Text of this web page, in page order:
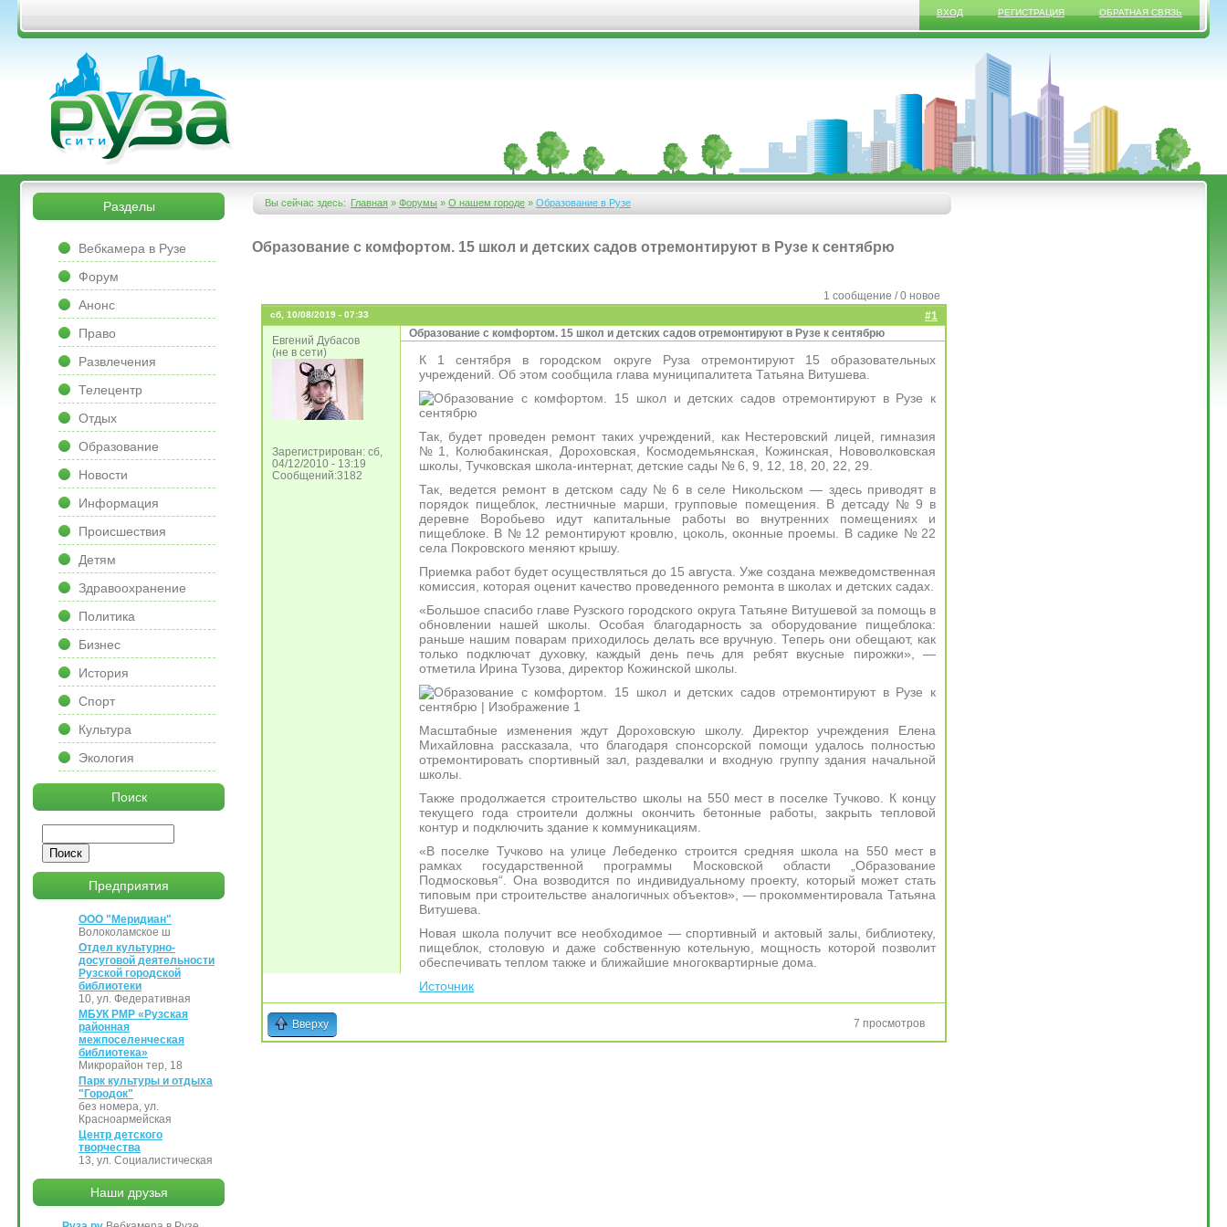
Перейти к основному содержанию ВХОД РЕГИСТРАЦИЯ ОБРАТНАЯ СВЯЗЬ
&bsps;
&bsps;
Вы сейчас здесь:
Вы здесь
Главная » Форумы » О нашем городе » Образование в Рузе
Образование с комфортом. 15 школ и детских садов отремонтируют в Рузе к сентябрю
1 сообщение / 0 новое
сб, 10/08/2019 - 07:33
#1
Евгений Дубасов
(не в сети)
Зарегистрирован: сб,
04/12/2010 - 13:19
Сообщений:3182
Образование с комфортом. 15 школ и детских садов отремонтируют в Рузе к сентябрю
К 1 сентября в городском округе Руза отремонтируют 15 образовательных
учреждений. Об этом сообщила глава муниципалитета Татьяна Витушева.
Так, будет проведен ремонт таких учреждений, как Нестеровский лицей, гимназия
№ 1, Колюбакинская, Дороховская, Космодемьянская, Кожинская, Нововолковская
школы, Тучковская школа-интернат, детские сады № 6, 9, 12, 18, 20, 22, 29.
Так, ведется ремонт в детском саду № 6 в селе Никольском — здесь приводят в
порядок пищеблок, лестничные марши, групповые помещения. В детсаду № 9 в
деревне Воробьево идут капитальные работы во внутренних помещениях и
пищеблоке. В № 12 ремонтируют кровлю, цоколь, оконные проемы. В садике № 22
села Покровского меняют крышу.
Приемка работ будет осуществляться до 15 августа. Уже создана межведомственная
комиссия, которая оценит качество проведенного ремонта в школах и детских садах.
«Большое спасибо главе Рузского городского округа Татьяне Витушевой за помощь в
обновлении нашей школы. Особая благодарность за оборудование пищеблока:
раньше нашим поварам приходилось делать все вручную. Теперь они обещают, как
только подключат духовку, каждый день печь для ребят вкусные пирожки», —
отметила Ирина Тузова, директор Кожинской школы.
Масштабные изменения ждут Дороховскую школу. Директор учреждения Елена
Михайловна рассказала, что благодаря спонсорской помощи удалось полностью
отремонтировать спортивный зал, раздевалки и входную группу здания начальной
школы.
Также продолжается строительство школы на 550 мест в поселке Тучково. К концу
текущего года строители должны окончить бетонные работы, закрыть тепловой
контур и подключить здание к коммуникациям.
«В поселке Тучково на улице Лебеденко строится средняя школа на 550 мест в
рамках государственной программы Московской области „Образование
Подмосковья“. Она возводится по индивидуальному проекту, который может стать
типовым при строительстве аналогичных объектов», — прокомментировала Татьяна
Витушева.
Новая школа получит все необходимое — спортивный и актовый залы, библиотеку,
пищеблок, столовую и даже собственную котельную, мощность которой позволит
обеспечивать теплом также и ближайшие многоквартирные дома.
Источник
Вверху 7 просмотров
Разделы
Вебкамера в Рузе
Форум
Анонс
Право
Развлечения
Телецентр
Отдых
Образование
Новости
Информация
Происшествия
Детям
Здравоохранение
Политика
Бизнес
История
Спорт
Культура
Экология
Поиск
Предприятия
ООО "Меридиан"
Волоколамское ш
Отдел культурно-
досуговой деятельности
Рузской городской
библиотеки
10, ул. Федеративная
МБУК РМР «Рузская
районная
межпоселенческая
библиотека»
Микрорайон тер, 18
Парк культуры и отдыха
"Городок"
без номера, ул.
Красноармейская
Центр детского
творчества
13, ул. Социалистическая
Наши друзья